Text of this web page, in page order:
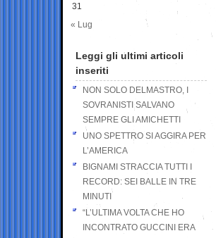
31
« Lug
Leggi gli ultimi articoli
inseriti
NON SOLO DELMASTRO, I
SOVRANISTI SALVANO
SEMPRE GLI AMICHETTI
UNO SPETTRO SI AGGIRA PER
L’AMERICA
BIGNAMI STRACCIA TUTTI I
RECORD: SEI BALLE IN TRE
MINUTI
“L’ULTIMA VOLTA CHE HO
INCONTRATO GUCCINI ERA